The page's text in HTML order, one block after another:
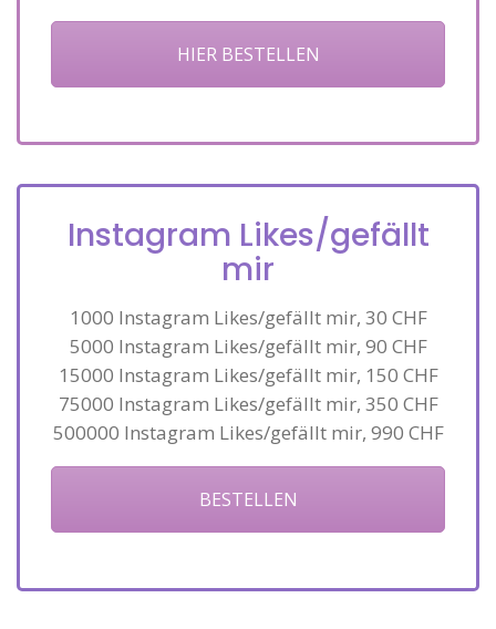
HIER BESTELLEN
Instagram Likes/gefällt
mir
1000 Instagram Likes/gefällt mir, 30 CHF
5000 Instagram Likes/gefällt mir, 90 CHF
15000 Instagram Likes/gefällt mir, 150 CHF
75000 Instagram Likes/gefällt mir, 350 CHF
500000 Instagram Likes/gefällt mir, 990 CHF
BESTELLEN